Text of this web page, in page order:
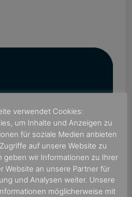
verwendet Cookies:
um Inhalte und Anzeigen zu
für soziale Medien anbieten
auf unsere Website zu
geben wir Informationen zu Ihrer
Website an unsere Partner für
und Analysen weiter. Unsere
möglicherweise mit